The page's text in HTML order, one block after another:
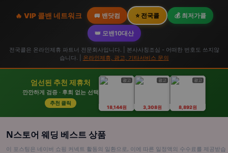
🔥 VIP 콜밴 네트워크 🚐 밴닷컴 ⭐ 전국콜 💰 최저가콜
👑 모밴10대산
전국콜은 온라인제휴 파트너 전문회사입니다. | 본사사칭조심 - 어떠한 번호도 쓰지않
습니다. |
온라인제휴, 광고, 기타서비스 문의
엄선된 추천 제휴처
깐깐하게 검증 · 후회 없는 선택
추천 클릭
광고
18,144원
광고
3,308원
광고
8,892원
N스토어 웨딩 베스트 상품
이 포스팅은 네이버 쇼핑 커넥트 활동의 일환으로, 이에 따른 일정액의 수수료를 제공받습